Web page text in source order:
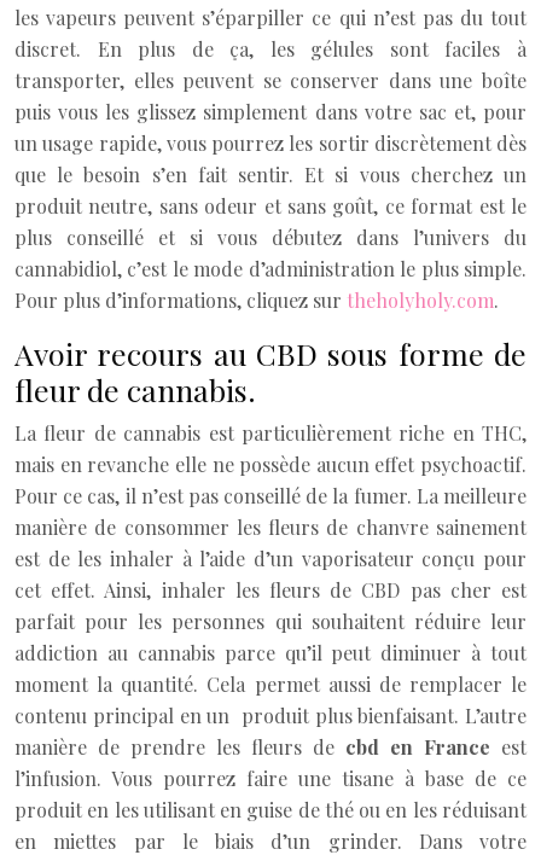
les vapeurs peuvent s’éparpiller ce qui n’est pas du tout
discret. En plus de ça, les gélules sont faciles à
transporter, elles peuvent se conserver dans une boîte
puis vous les glissez simplement dans votre sac et, pour
un usage rapide, vous pourrez les sortir discrètement dès
que le besoin s’en fait sentir. Et si vous cherchez un
produit neutre, sans odeur et sans goût, ce format est le
plus conseillé et si vous débutez dans l’univers du
cannabidiol, c’est le mode d’administration le plus simple.
Pour plus d’informations, cliquez sur theholyholy.com.
Avoir recours au CBD sous forme de
fleur de cannabis.
La fleur de cannabis est particulièrement riche en THC,
mais en revanche elle ne possède aucun effet psychoactif.
Pour ce cas, il n’est pas conseillé de la fumer. La meilleure
manière de consommer les fleurs de chanvre sainement
est de les inhaler à l’aide d’un vaporisateur conçu pour
cet effet. Ainsi, inhaler les fleurs de CBD pas cher est
parfait pour les personnes qui souhaitent réduire leur
addiction au cannabis parce qu’il peut diminuer à tout
moment la quantité. Cela permet aussi de remplacer le
contenu principal en un produit plus bienfaisant. L’autre
manière de prendre les fleurs de cbd en France est
l’infusion. Vous pourrez faire une tisane à base de ce
produit en les utilisant en guise de thé ou en les réduisant
en miettes par le biais d’un grinder. Dans votre